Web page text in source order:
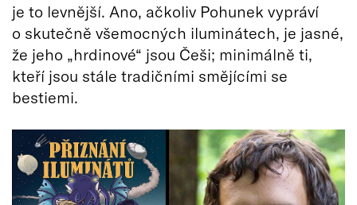
je to levnější. Ano, ačkoliv Pohunek vypráví
o skutečně všemocných iluminátech, je jasné,
že jeho „hrdinové“ jsou Češi; minimálně ti,
kteří jsou stále tradičními smějícími se
bestiemi.